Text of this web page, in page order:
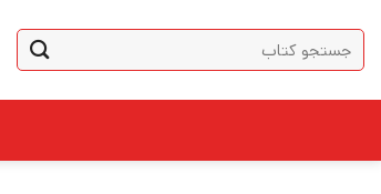
content
جستجو
برای: